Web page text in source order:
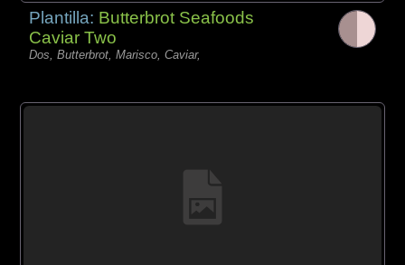
Plantilla: Butterbrot Seafoods
Caviar Two
Dos, Butterbrot, Marisco, Caviar,